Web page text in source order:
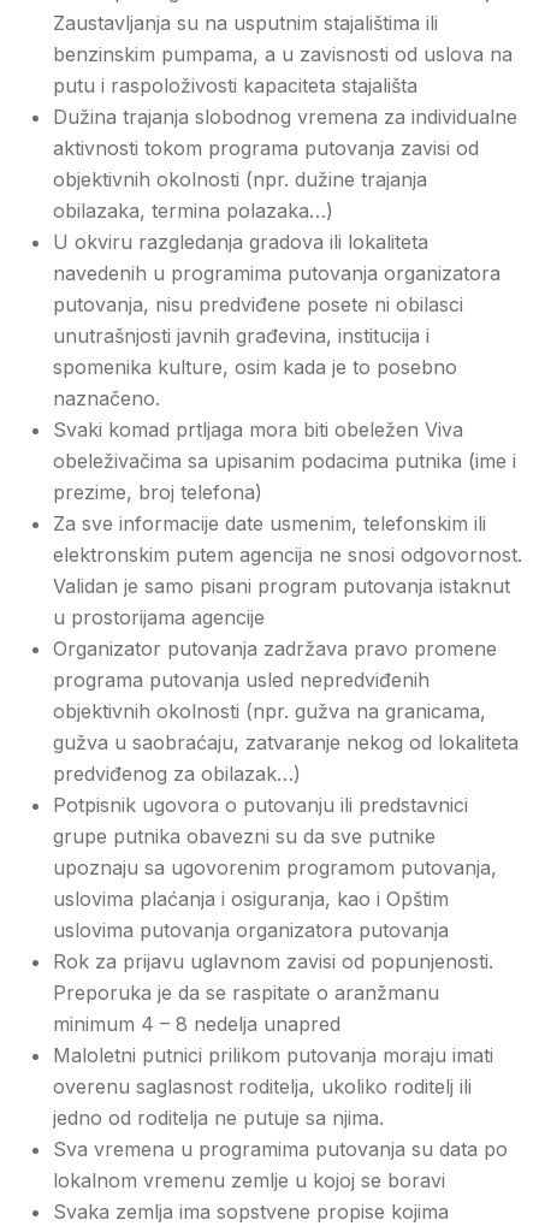
Zaustavljanja su na usputnim stajalištima ili
benzinskim pumpama, a u zavisnosti od uslova na
putu i raspoloživosti kapaciteta stajališta
Dužina trajanja slobodnog vremena za individualne
aktivnosti tokom programa putovanja zavisi od
objektivnih okolnosti (npr. dužine trajanja
obilazaka, termina polazaka…)
U okviru razgledanja gradova ili lokaliteta
navedenih u programima putovanja organizatora
putovanja, nisu predviđene posete ni obilasci
unutrašnjosti javnih građevina, institucija i
spomenika kulture, osim kada je to posebno
naznačeno.
Svaki komad prtljaga mora biti obeležen Viva
obeleživačima sa upisanim podacima putnika (ime i
prezime, broj telefona)
Za sve informacije date usmenim, telefonskim ili
elektronskim putem agencija ne snosi odgovornost.
Validan je samo pisani program putovanja istaknut
u prostorijama agencije
Organizator putovanja zadržava pravo promene
programa putovanja usled nepredviđenih
objektivnih okolnosti (npr. gužva na granicama,
gužva u saobraćaju, zatvaranje nekog od lokaliteta
predviđenog za obilazak…)
Potpisnik ugovora o putovanju ili predstavnici
grupe putnika obavezni su da sve putnike
upoznaju sa ugovorenim programom putovanja,
uslovima plaćanja i osiguranja, kao i Opštim
uslovima putovanja organizatora putovanja
Rok za prijavu uglavnom zavisi od popunjenosti.
Preporuka je da se raspitate o aranžmanu
minimum 4 – 8 nedelja unapred
Maloletni putnici prilikom putovanja moraju imati
overenu saglasnost roditelja, ukoliko roditelj ili
jedno od roditelja ne putuje sa njima.
Sva vremena u programima putovanja su data po
lokalnom vremenu zemlje u kojoj se boravi
Svaka zemlja ima sopstvene propise kojima